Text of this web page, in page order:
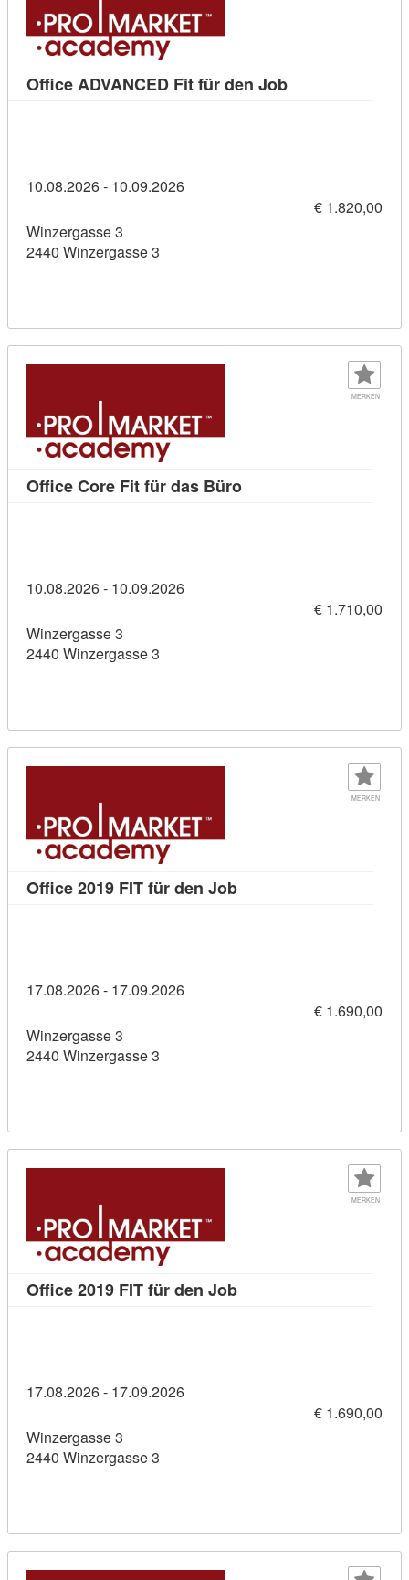
Office ADVANCED Fit für den JobKursdetail:
10.08.2026 - 10.09.2026
€ 1.820,00
Winzergasse 3
2440 Winzergasse 3
MERKEN
Office Core Fit für das BüroKursdetail: Office Core
10.08.2026 - 10.09.2026
€ 1.710,00
Winzergasse 3
2440 Winzergasse 3
MERKEN
Office 2019 FIT für den JobKursdetail: Office 2019
17.08.2026 - 17.09.2026
€ 1.690,00
Winzergasse 3
2440 Winzergasse 3
MERKEN
Office 2019 FIT für den JobKursdetail: Office 2019
17.08.2026 - 17.09.2026
€ 1.690,00
Winzergasse 3
2440 Winzergasse 3